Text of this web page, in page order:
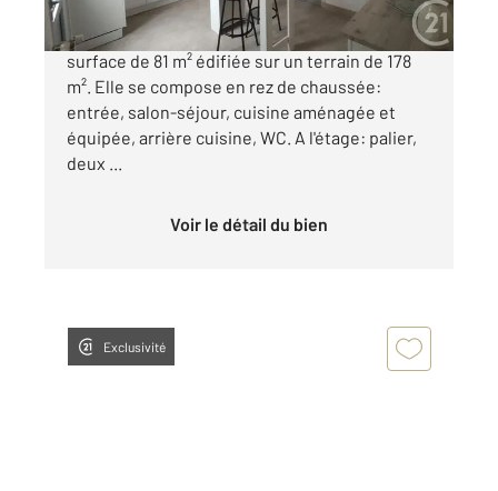
SAINTES RIVE DROITE, maison de ville d'une
surface de 81 m² édifiée sur un terrain de 178
m². Elle se compose en rez de chaussée:
entrée, salon-séjour, cuisine aménagée et
équipée, arrière cuisine, WC. A l'étage: palier,
deux ...
Voir le détail du bien
Exclusivité